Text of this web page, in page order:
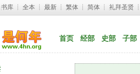
书库 ┊ 全本 ┊ 最新 ┊ 繁体 ┊ 简体 ┊ 礼拜圣贤 ┊
首页 经部 史部 子部